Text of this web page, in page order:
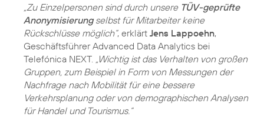
„Zu Einzelpersonen sind durch unsere TÜV-geprüfte
Anonymisierungselbst für Mitarbeiter keine
Rückschlüsse möglich“, erklärt Jens Lappoehn,
Geschäftsführer Advanced Data Analytics bei
Telefónica NEXT.
„Wichtig ist das Verhalten von großen
Gruppen, zum Beispiel in Form von Messungen der
Nachfrage nach Mobilität für eine bessere
Verkehrsplanung oder von demographischen Analysen
für Handel und Tourismus.“